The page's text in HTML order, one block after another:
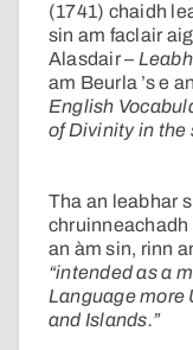
(1741) chaidh
sin am faclair
Alasdair –
am Beurla ’s e
English
of Divinity in the
Tha an leabhar
chruinneachadh
an àm sin, rinn
“intended as a
Language more
and Islands.”